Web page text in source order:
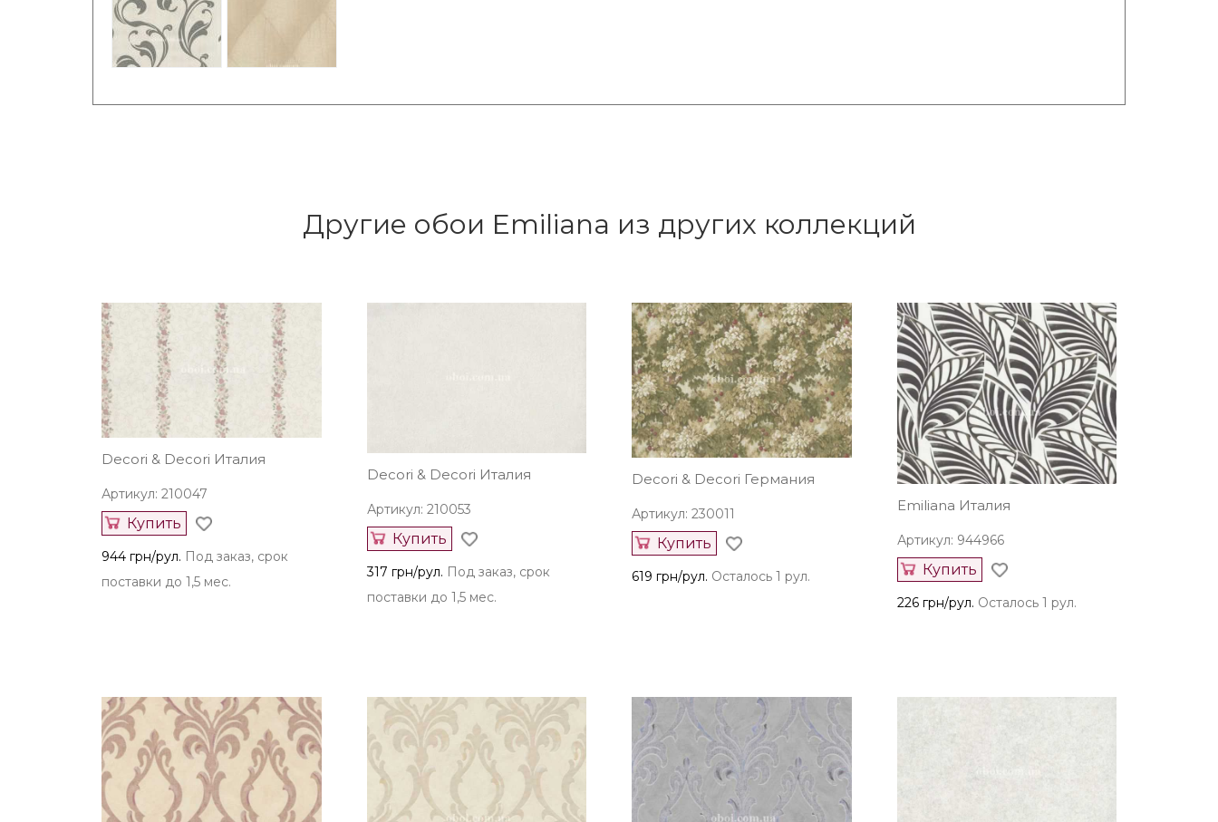
Другие обои Emiliana из других коллекций
Decori & Decori Италия
Артикул: 210047
Купить
944 грн/рул. Под заказ, срок
поставки до 1,5 мес.
Decori & Decori Италия
Артикул: 210053
Купить
317 грн/рул. Под заказ, срок
поставки до 1,5 мес.
Decori & Decori Германия
Артикул: 230011
Купить
619 грн/рул. Осталось 1 рул.
Emiliana Италия
Артикул: 944966
Купить
226 грн/рул. Осталось 1 рул.